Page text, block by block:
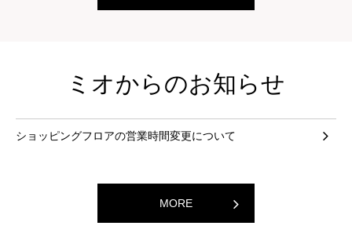
ミオからのお知らせ
ショッピングフロアの営業時間変更について
MORE